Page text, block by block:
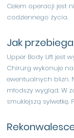
Celem operacji jest
codziennego życia.
Jak
Upper Body Lift jest
Chirurg wykonuje
ewentualnych blizn.
młodszy wygląd. W
smuklejszą